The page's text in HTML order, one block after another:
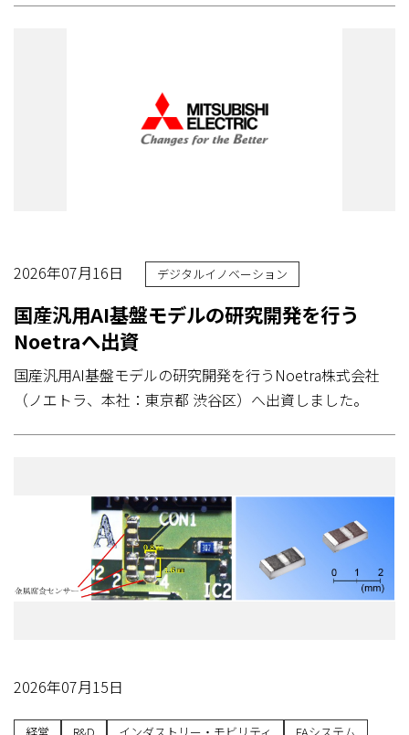
2026年07月16日 デジタルイノベーション
国産汎用AI基盤モデルの研究開発を行う
Noetraへ出資
国産汎用AI基盤モデルの研究開発を行うNoetra株式会社
（ノエトラ、本社：東京都 渋谷区）へ出資しました。
2026年07月15日